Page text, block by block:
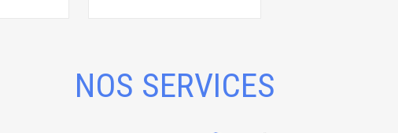
NOS SERVICES